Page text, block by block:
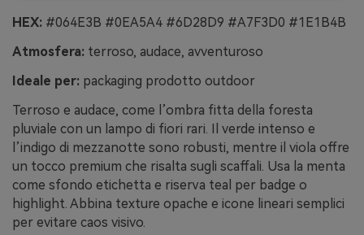
HEX: #064E3B #0EA5A4 #6D28D9 #A7F3D0 #1E1B4B
Atmosfera: terroso, audace, avventuroso
Ideale per: packaging prodotto outdoor
Terroso e audace, come l’ombra fitta della foresta
pluviale con un lampo di fiori rari. Il verde intenso e
l’indigo di mezzanotte sono robusti, mentre il viola offre
un tocco premium che risalta sugli scaffali. Usa la menta
come sfondo etichetta e riserva teal per badge o
highlight. Abbina texture opache e icone lineari semplici
per evitare caos visivo.